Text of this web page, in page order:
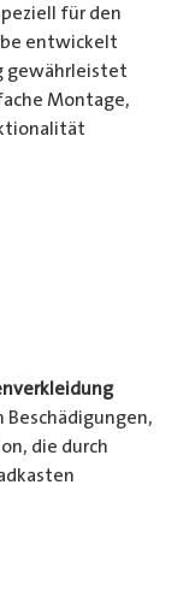
für den
entwickelt
gewährleistet
Montage,
Beschädigungen,
die durch